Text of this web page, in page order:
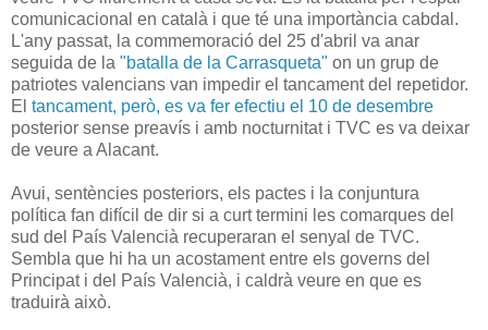
comunicacional en català i que té una importància cabdal.
L'any passat, la commemoració del 25 d'abril va anar
seguida de la "batalla de la Carrasqueta" on un grup de
patriotes valencians van impedir el tancament del repetidor.
El tancament, però, es va fer efectiu el 10 de desembre
posterior sense preavís i amb nocturnitat i TVC es va deixar
de veure a Alacant.
Avui, sentències posteriors, els pactes i la conjuntura
política fan difícil de dir si a curt termini les comarques del
sud del País Valencià recuperaran el senyal de TVC.
Sembla que hi ha un acostament entre els governs del
Principat i del País Valencià, i caldrà veure en que es
traduirà això.